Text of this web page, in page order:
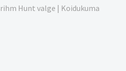
Hunt valge | Koidukuma